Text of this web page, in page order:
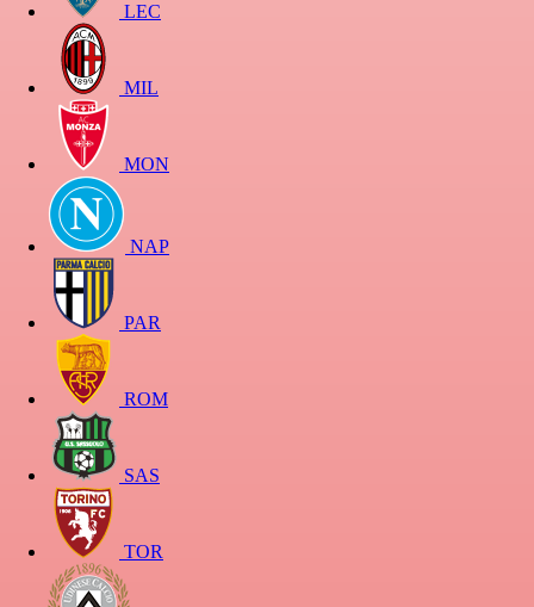
LEC
MIL
MON
NAP
PAR
ROM
SAS
TOR